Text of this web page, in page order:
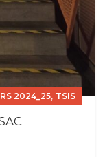
2024_25, TSIS